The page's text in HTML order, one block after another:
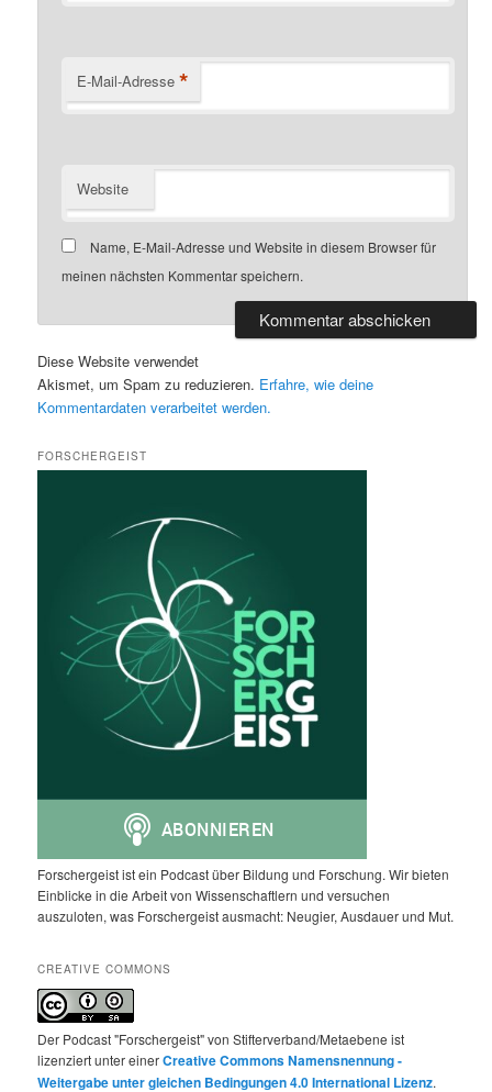
E-Mail-Adresse *
Website
Name, E-Mail-Adresse und Website in diesem Browser für
meinen nächsten Kommentar speichern.
Diese Website verwendet
Akismet, um Spam zu reduzieren. Erfahre, wie deine
Kommentardaten verarbeitet werden.
FORSCHERGEIST
Forschergeist ist ein Podcast über Bildung und Forschung. Wir bieten
Einblicke in die Arbeit von Wissenschaftlern und versuchen
auszuloten, was Forschergeist ausmacht: Neugier, Ausdauer und Mut.
CREATIVE COMMONS
Der Podcast "Forschergeist" von Stifterverband/Metaebene ist
lizenziert unter einerCreative Commons Namensnennung -
Weitergabe unter gleichen Bedingungen 4.0 International Lizenz.